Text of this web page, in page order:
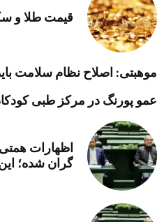
قیمت طلا و سکه
موهبتی: اصلاح نظام سلامت
عمو پورنگ در مرکز طبی
گران شده؛